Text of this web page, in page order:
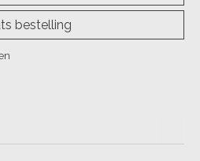
bestelling